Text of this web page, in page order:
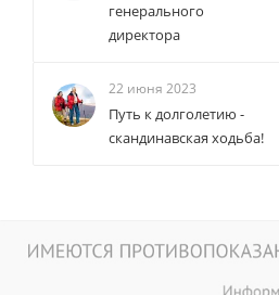
генерального
директора
22 июня 2023
Путь к долголетию -
скандинавская ходьба!